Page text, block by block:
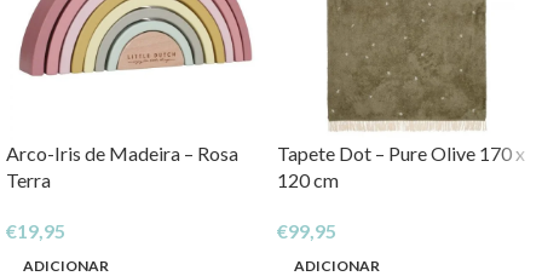
Arco-Iris de Madeira – Rosa
Terra
€19,95
ADICIONAR
Tapete Dot – Pure Olive 170 x
120 cm
€99,95
ADICIONAR